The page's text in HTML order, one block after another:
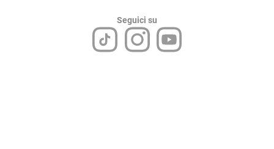
Seguici su